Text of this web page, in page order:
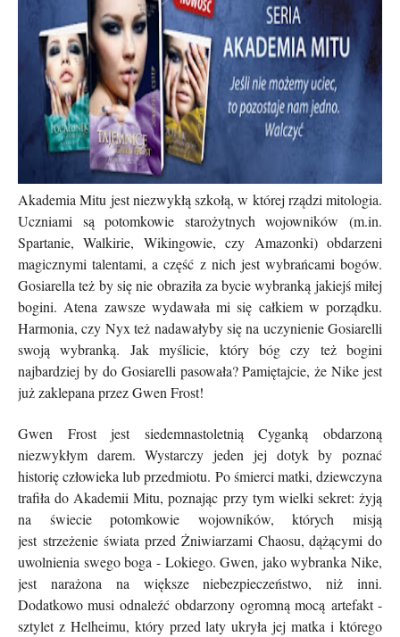
Akademia Mitu jest niezwykłą szkołą, w której rządzi mitologia.
Uczniami są potomkowie starożytnych wojowników (m.in.
Spartanie, Walkirie, Wikingowie, czy Amazonki) obdarzeni
magicznymi talentami, a część z nich jest wybrańcami bogów.
Gosiarella też by się nie obraziła za bycie wybranką jakiejś miłej
bogini. Atena zawsze wydawała mi się całkiem w porządku.
Harmonia, czy Nyx też nadawałyby się na uczynienie Gosiarelli
swoją wybranką. Jak myślicie, który bóg czy też bogini
najbardziej by do Gosiarelli pasowała? Pamiętajcie, że Nike jest
już zaklepana przez Gwen Frost!
Gwen Frost jest siedemnastoletnią Cyganką obdarzoną
niezwykłym darem. Wystarczy jeden jej dotyk by poznać
historię człowieka lub przedmiotu. Po śmierci matki, dziewczyna
trafiła do Akademii Mitu, poznając przy tym wielki sekret: żyją
na świecie potomkowie wojowników, których misją
jest strzeżenie świata przed Żniwiarzami Chaosu, dążącymi do
uwolnienia swego boga - Lokiego. Gwen, jako wybranka Nike,
jest narażona na większe niebezpieczeństwo, niż inni.
Dodatkowo musi odnaleźć obdarzony ogromną mocą artefakt -
sztylet z Helheimu, który przed laty ukryła jej matka i którego